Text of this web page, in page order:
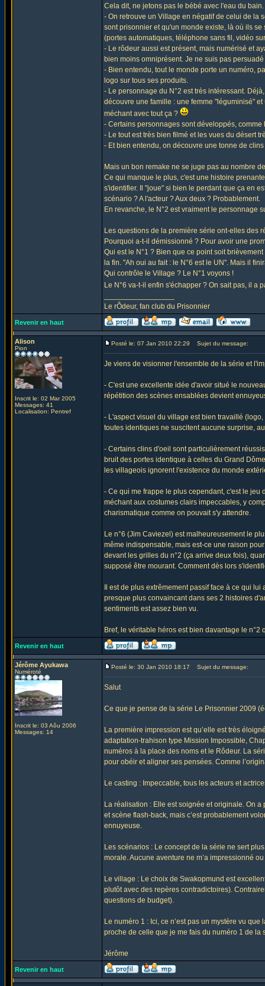
Cela dit, ne jetons pas le bébé avec l'eau du
- On retrouve un Village en négatif de celui de la
sont prisonnier et qu'un monde existe, là où ils
(portes automatiques, téléphone sans fil, vidéo
- Le rôdeur aussi est présent, mais numérisé et
bien moins omniprésent. Je ne suis pas
- Bien entendu, tout le monde porte un numéro,
logo sur tous ses produits.
- Le personnage du N°2 est très intéressant.
découvre une famille : une femme "léguminisé"
méchant avec tout ça ?
- Certains personnages sont développés,
- Le tout est très bien filmé et les vues du désert
- Et bien entendu, on découvre une tonne de
Mais un bon remake ne se juge pas au nombre
Ce qui manque le plus, c'est une histoire
s'identifier. Il "joue" si bien le perdant que ça en
scénario ? A l'acteur ? Aux deux ? Probablement.
En revanche, le N°2 est vraiment le personnage
Les questions de la première série ont-elles des
Pourquoi a-t-il démissionné ? Pour avoir une
Qui est le N°1 ? Bien que ce point soit
la fin. "Ah oui au fait : le N°6 est le UN". Mais il
Qui contrôle le Village ? Le N°1 voyons !
Le N°6 va-t-il enfin s'échapper ? On sait pas, il
Le rÔdeur, fan club du Prisonnier
Revenir en haut
Alison
Pion
Inscrit le: 02 Mar 2005
Messages: 41
Localisation: Pentref
Posté le: 07 Jan 2010 22:29 Sujet du message:
Je viens de visionner l'ensemble de la série et
- C'est une excellente idée d'avoir situé le
répétition des scènes ensablées devient
- L'aspect visuel du village est bien travaillé
toutes identiques ne suscitent aucune surprise,
- Certains clins d'oeil sont particulièrement
bruit des portes identique à celles du Grand
les villageois ignorent l'existence du monde
- Ce qui me frappe le plus cependant, c'est le
méchant aux costumes clairs impeccables, y
charismatique comme on pouvait s'y attendre.
Le n°6 (Jim Caviezel) est malheureusement le
même indispensable, mais est-ce une raison
devant les grilles du n°2 (ça arrive deux fois),
supposé être mourant. Comment dès lors
Il est de plus extrêmement passif face à ce qui
presque plus convaincant dans ses 2 histoires
sentiments est assez bien vu.
Bref, le véritable héros est bien davantage le
Revenir en haut
Jérôme Ayukawa
Numéroté
Inscrit le: 03 Aôu 2006
Messages: 14
Posté le: 30 Jan 2010 18:17 Sujet du message:
Salut
Ce que je pense de la série Le Prisonnier 2009
La première impression est qu’elle est très
adaptation-trahison type Mission Impossible,
numéros à la place des noms et le Rôdeur. La
pour obéir et aligner ses pensées. Comme
Le casting : Impeccable, tous les acteurs et
La réalisation : Elle est soignée et originale. On
et scène flash-back, mais c’est probablement
ennuyeuse.
Les scénarios : Le concept de la série ne sert
morale. Aucune aventure ne m’a impressionné
Le village : Le choix de Swakopmund est
plutôt avec des repères contradictoires).
questions de budget).
Le numéro 1 : Ici, ce n’est pas un mystère vu
proche de celle que je me fais du numéro 1 de la
Jérôme
Revenir en haut